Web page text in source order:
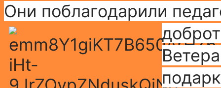
Они поблагодарили